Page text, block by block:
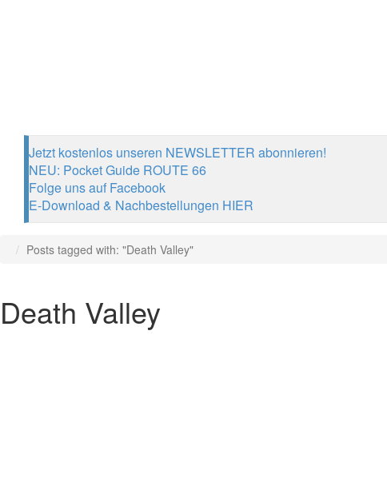
Jetzt kostenlos unseren NEWSLETTER abonnieren!
NEU: Pocket Guide ROUTE 66
Folge uns auf Facebook
E-Download & Nachbestellungen HIER
Posts tagged with: "Death Valley"
Death Valley